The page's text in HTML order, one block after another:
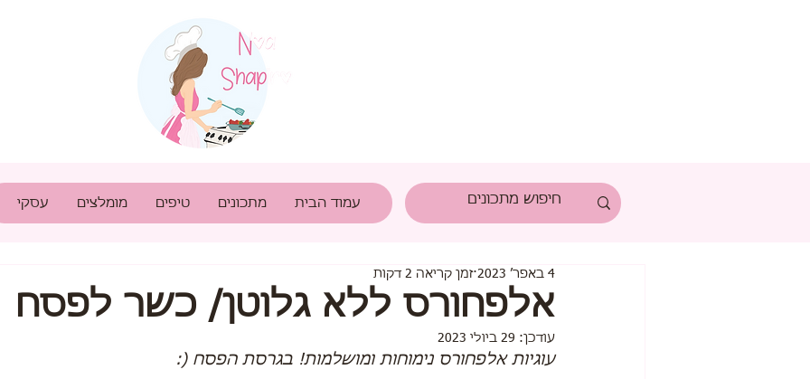
עמוד הבית מתכונים טיפים מומלצים עסקי
אלפחורס ללא גלוטן/ כשר לפסח
4 באפר׳ 2023 זמן קריאה 2 דקות
עודכן: 29 ביולי 2023
עוגיות אלפחורס נימוחות ומושלמות! בגרסת הפסח (: